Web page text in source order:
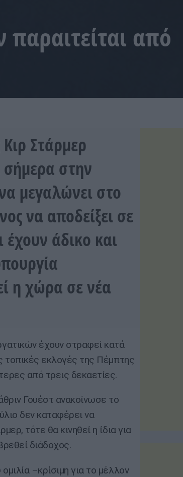
παραιτείται από
Στάρμερ
στην
μεγαλώνει στο
να αποδείξει σε
άδικο και
η χώρα σε νέα
έχουν στραφεί κατά
τοπικές εκλογές της Πέμπτης
από τρεις δεκαετίες.
Γουέστ ανακοίνωσε το
δεν καταφέρει να
τότε θα κινηθεί η ίδια για
διάδοχος.
–κρίσιμη για το μέλλον